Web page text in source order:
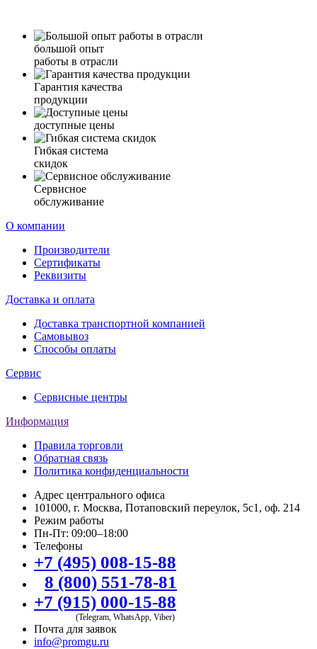
большой опыт
работы в отрасли
Гарантия качества
продукции
доступные цены
Гибкая система
скидок
Сервисное
обслуживание
О компании
Производители
Сертификаты
Реквизиты
Доставка и оплата
Доставка транспортной компанией
Самовывоз
Способы оплаты
Сервис
Сервисные центры
Информация
Правила торговли
Обратная связь
Политика конфиденциальности
Адрес центрального офиса
101000, г. Москва, Потаповский переулок, 5с1, оф. 214
Режим работы
Пн-Пт: 09:00–18:00
Телефоны
+7 (495) 008-15-88
8 (800) 551-78-81
+7 (915) 000-15-88
(Telegram, WhatsApp, Viber)
Почта для заявок
info@promgu.ru